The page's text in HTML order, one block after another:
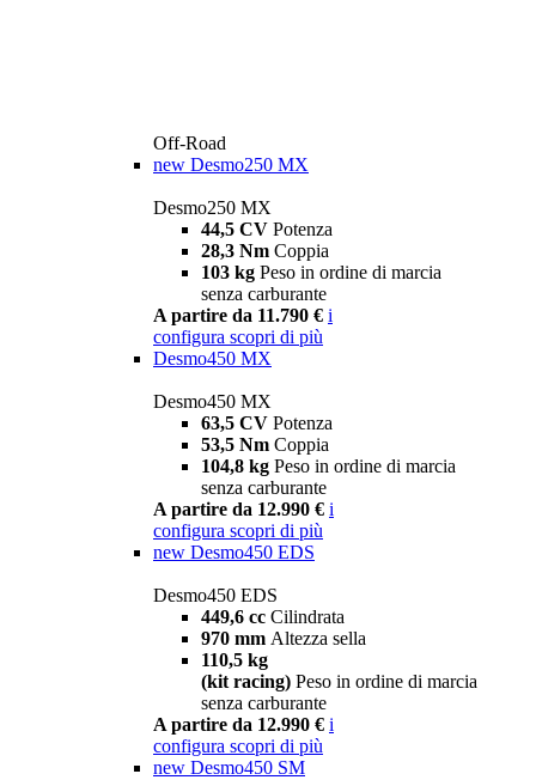
Off-Road
new Desmo250 MX
Desmo250 MX
44,5 CV Potenza
28,3 Nm Coppia
103 kg Peso in ordine di marcia
senza carburante
A partire da 11.790 € i
configura scopri di più
Desmo450 MX
Desmo450 MX
63,5 CV Potenza
53,5 Nm Coppia
104,8 kg Peso in ordine di marcia
senza carburante
A partire da 12.990 € i
configura scopri di più
new Desmo450 EDS
Desmo450 EDS
449,6 cc Cilindrata
970 mm Altezza sella
110,5 kg
(kit racing) Peso in ordine di marcia
senza carburante
A partire da 12.990 € i
configura scopri di più
new Desmo450 SM